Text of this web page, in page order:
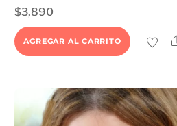
$3,890
AGREGAR AL CARRITO